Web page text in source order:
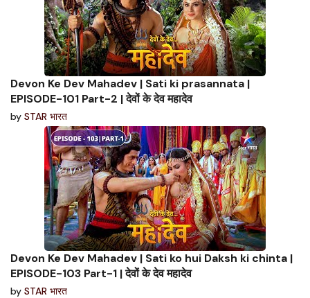
Devon Ke Dev Mahadev | Sati ki prasannata |
EPISODE-101 Part-2 | देवों के देव महादेव
by STAR भारत
Devon Ke Dev Mahadev | Sati ko hui Daksh ki chinta |
EPISODE-103 Part-1 | देवों के देव महादेव
by STAR भारत